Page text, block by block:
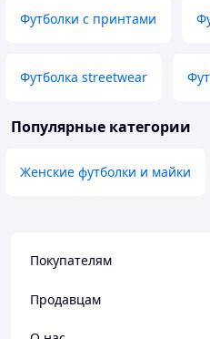
Футболки с принтами
Футболка streetwear
Популярные категории
Женские футболки и майки
Покупателям
Продавцам